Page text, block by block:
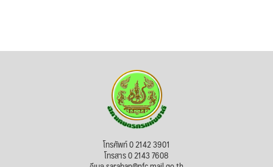
โทรศัพท์ 0 2142 3901
โทรสาร 0 2143 7608